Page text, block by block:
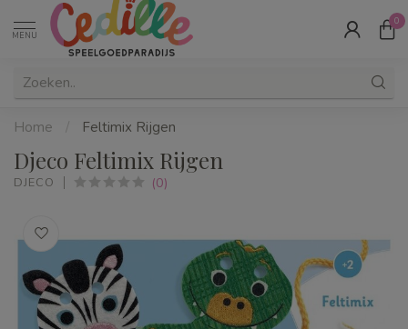
MENU
0
Home / Feltimix Rijgen
Djeco Feltimix Rijgen
DJECO (0)